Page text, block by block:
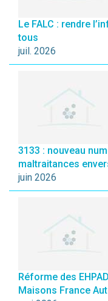
Le FALC : rendre
tous
juil. 2026
3133 : nouveau
maltraitances
juin 2026
Réforme des
Maisons France